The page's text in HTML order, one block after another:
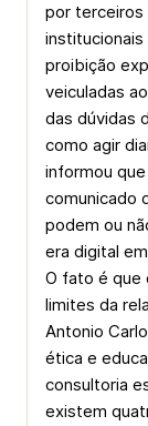
por terceiros
proibição
veiculadas
das dúvidas
como agir
informou
comunicado
podem ou
era digital
O fato é que
limites da
Antonio
ética e
consultoria
existem